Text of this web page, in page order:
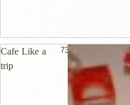
Cafe Like a
trip
73m